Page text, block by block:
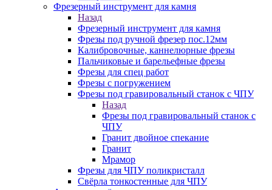
Фрезерный инструмент для камня
Назад
Фрезерный инструмент для камня
Фрезы под ручной фрезер пос.12мм
Калибровочные, каннелюрные фрезы
Пальчиковые и барельефные фрезы
Фрезы для спец работ
Фрезы с погружением
Фрезы под гравировальный станок с ЧПУ
Назад
Фрезы под гравировальный станок с
ЧПУ
Гранит двойное спекание
Гранит
Мрамор
Фрезы для ЧПУ поликристалл
Свёрла тонкостенные для ЧПУ